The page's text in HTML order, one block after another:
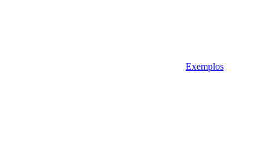
Exemplos